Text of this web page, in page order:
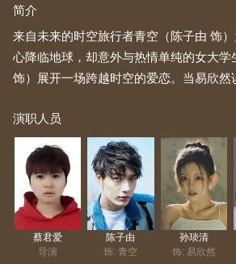
简介
来自未来的时空旅行者青空（陈子由 饰
心降临地球，却意外与热情单纯的女大学
饰）展开一场跨越时空的爱恋。当易欣然
缠，在平行世界反复相遇又离别…… 每一
都是对 “爱是否经得起维度考验” 的终极
演职人员
蔡君爱
导演
陈子由
饰: 青空
孙琰清
饰: 易欣然